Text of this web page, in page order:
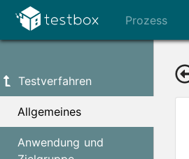
Prozess
Testverfahren
Allgemeines
Anwendung und